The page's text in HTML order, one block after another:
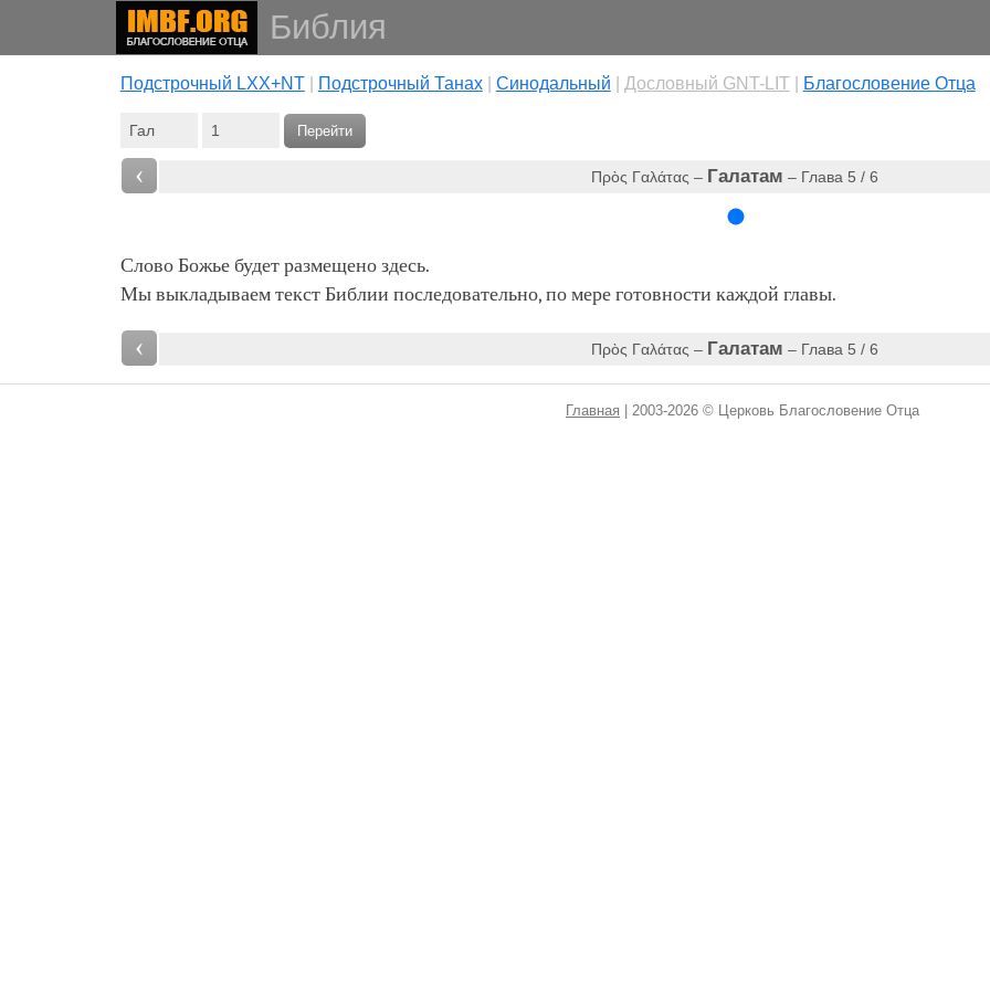
Библия
Подстрочный LXX+NT| Подстрочный Танах| Cинодальный Дословный GNT-LIT| Благословение Отца
Перейти
‹ Πρὸς Γαλάτας – Галатам – Глава 5 / 6
Слово Божье будет размещено здесь.
Мы выкладываем текст Библии последовательно, по мере готовности каждой главы.
‹ Πρὸς Γαλάτας – Галатам – Глава 5 / 6
Главная | 2003-2026 © Церковь Благословение Отца